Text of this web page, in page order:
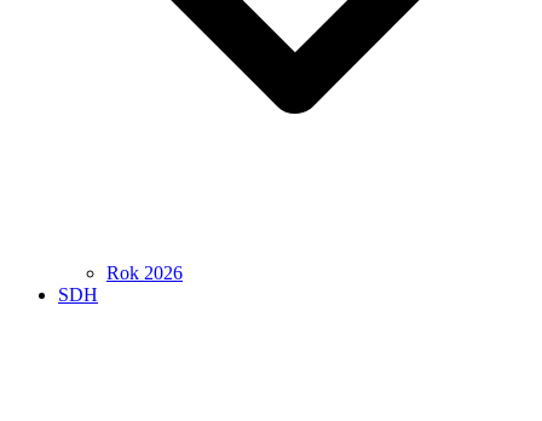
Rok 2026
SDH